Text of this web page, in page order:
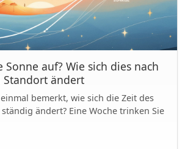
auf? Wie sich dies nach
Standort ändert
bemerkt, wie sich die Zeit des
ändert? Eine Woche trinken Sie